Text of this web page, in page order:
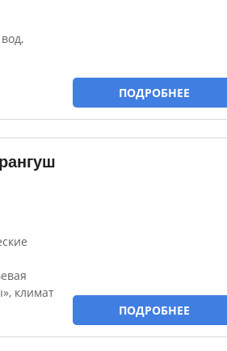
ПОДРОБНЕЕ
климат
ПОДРОБНЕЕ